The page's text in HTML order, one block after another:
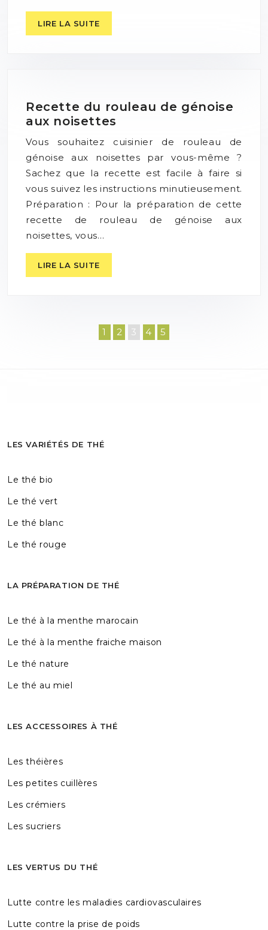
LIRE LA SUITE
Recette du rouleau de génoise
aux noisettes
Vous souhaitez cuisinier de rouleau de
génoise aux noisettes par vous-même ?
Sachez que la recette est facile à faire si
vous suivez les instructions minutieusement.
Préparation : Pour la préparation de cette
recette de rouleau de génoise aux
noisettes, vous…
LIRE LA SUITE
1 2 3 4 5
LES VARIÉTÉS DE THÉ
Le thé bio
Le thé vert
Le thé blanc
Le thé rouge
LA PRÉPARATION DE THÉ
Le thé à la menthe marocain
Le thé à la menthe fraiche maison
Le thé nature
Le thé au miel
LES ACCESSOIRES À THÉ
Les théières
Les petites cuillères
Les crémiers
Les sucriers
LES VERTUS DU THÉ
Lutte contre les maladies cardiovasculaires
Lutte contre la prise de poids